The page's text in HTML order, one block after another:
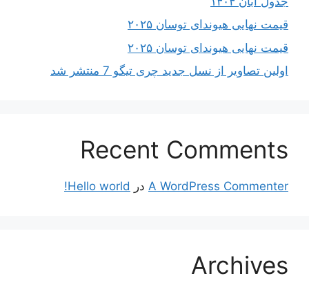
قیمت نهایی هیوندای توسان ۲۰۲۵
قیمت نهایی هیوندای توسان ۲۰۲۵
اولین تصاویر از نسل جدید چری تیگو 7 منتشر شد
Recent Comments
A WordPress Commenter در Hello world!
Archives